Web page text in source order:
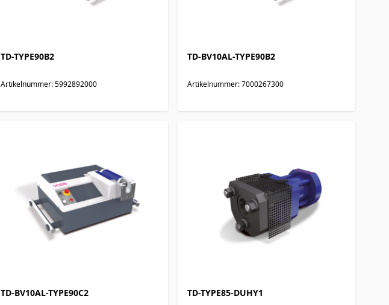
TD-TYPE90B2
Artikelnummer: 5992892000
TD-BV10AL-TYPE90B2
Artikelnummer: 7000267300
TD-BV10AL-TYPE90C2 TD-TYPE85-DUHY1